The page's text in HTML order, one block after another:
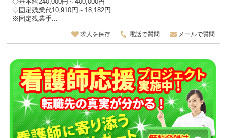
◇固定残業代10,910円～18,182円
※固定残業手...
求人を保存 電話で質問 メールで質問